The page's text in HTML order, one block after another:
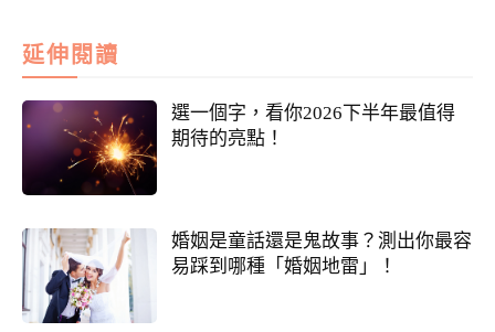
延伸閱讀
選一個字，看你2026下半年最值得
期待的亮點！
婚姻是童話還是鬼故事？測出你最容
易踩到哪種「婚姻地雷」！